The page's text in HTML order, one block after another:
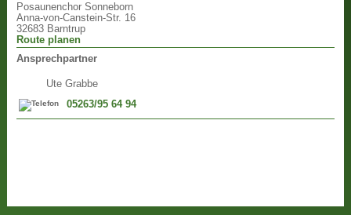
Posaunenchor Sonneborn
Anna-von-Canstein-Str. 16
32683 Barntrup
Route planen
Ansprechpartner
Ute Grabbe
05263/95 64 94